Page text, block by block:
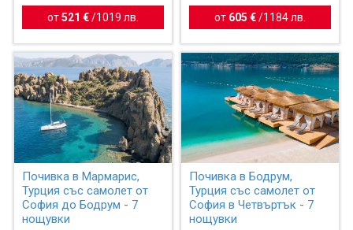
от521 € / 1019 лв. от 605 €/ 1184 лв.
Почивка в Мармарис,
Турция със самолет от
София до Бодрум - 7
нощувки
Почивка в Бодрум,
Турция със самолет от
София в Четвъртък - 7
нощувки